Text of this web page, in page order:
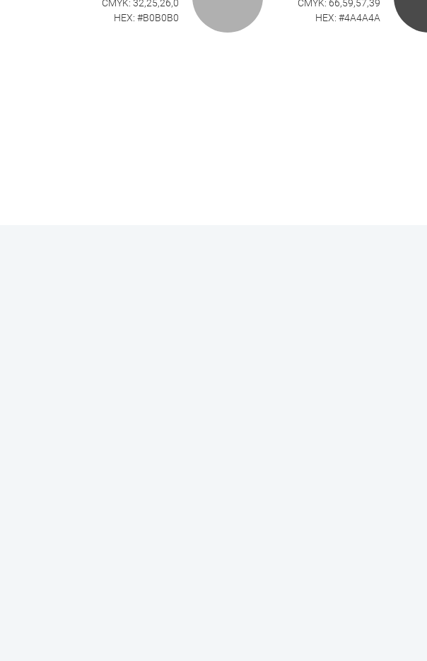
CMYK: 66,59,57,39
HEX: #4A4A4A
CMYK: 32,25,26,0
HEX: #B0B0B0